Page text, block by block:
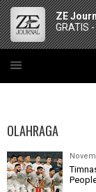
ZE
GRATIS
OLAHRAGA